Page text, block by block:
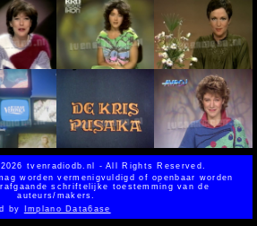
tvenradiodb.nl - All Rights Reserved.
worden vermenigvuldigd of openbaar worden
schriftelijke toestemming van de
auteurs/makers.
by
Implano Data6ase